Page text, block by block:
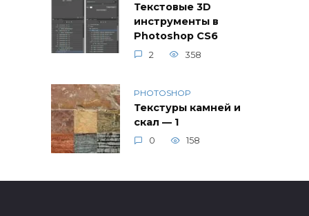
Текстовые 3D
инструменты в
Photoshop CS6
2 358
PHOTOSHOP
Текстуры камней и
скал — 1
0 158